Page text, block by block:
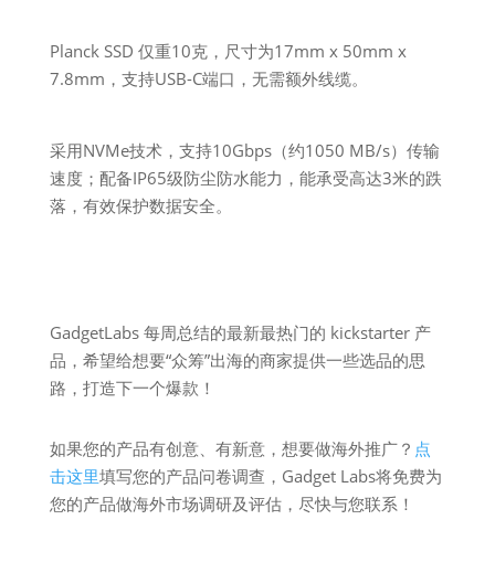
Planck SSD 仅重10克，尺寸为17mm x 50mm x
7.8mm，支持USB-C端口，无需额外线缆。
采用NVMe技术，支持10Gbps（约1050 MB/s）传输
速度；配备IP65级防尘防水能力，能承受高达3米的跌
落，有效保护数据安全。
GadgetLabs 每周总结的最新最热门的 kickstarter 产
品，希望给想要“众筹”出海的商家提供一些选品的思
路，打造下一个爆款！
如果您的产品有创意、有新意，想要做海外推广？ 点
击这里填写您的产品问卷调查，Gadget Labs将免费为
您的产品做海外市场调研及评估，尽快与您联系！